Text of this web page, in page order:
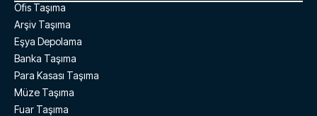
Ofis Taşıma
Arşiv Taşıma
Eşya Depolama
Banka Taşıma
Para Kasası Taşıma
Müze Taşıma
Fuar Taşıma